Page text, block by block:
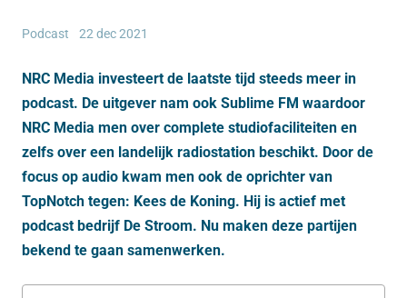
Podcast 22 dec 2021
NRC Media investeert de laatste tijd steeds meer in
podcast. De uitgever nam ook Sublime FM waardoor
NRC Media men over complete studiofaciliteiten en
zelfs over een landelijk radiostation beschikt. Door de
focus op audio kwam men ook de oprichter van
TopNotch tegen: Kees de Koning. Hij is actief met
podcast bedrijf De Stroom. Nu maken deze partijen
bekend te gaan samenwerken.